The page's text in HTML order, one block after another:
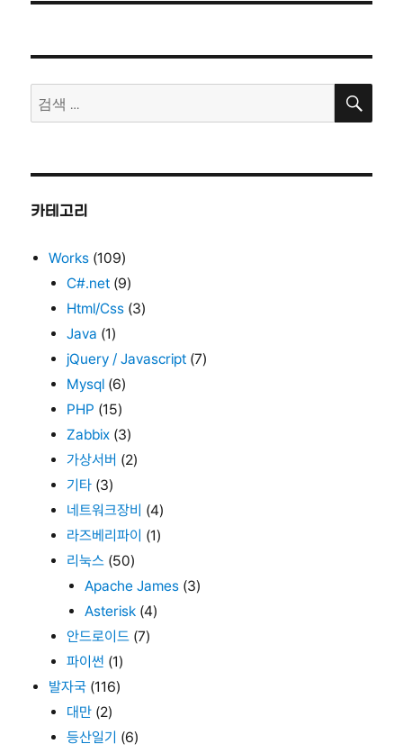
검
색:
검
카테고리
Works (109)
C#.net (9)
Html/Css (3)
Java (1)
jQuery / Javascript (7)
Mysql (6)
PHP (15)
Zabbix (3)
가상서버 (2)
기타 (3)
네트워크장비 (4)
라즈베리파이 (1)
리눅스 (50)
Apache James (3)
Asterisk (4)
안드로이드 (7)
파이썬 (1)
발자국 (116)
대만 (2)
등산일기 (6)